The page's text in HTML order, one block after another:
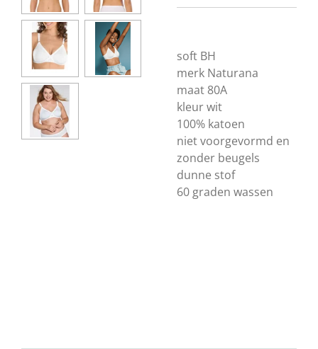
soft BH
merk Naturana
maat 80A
kleur wit
100% katoen
niet voorgevormd en
zonder beugels
dunne stof
60 graden wassen